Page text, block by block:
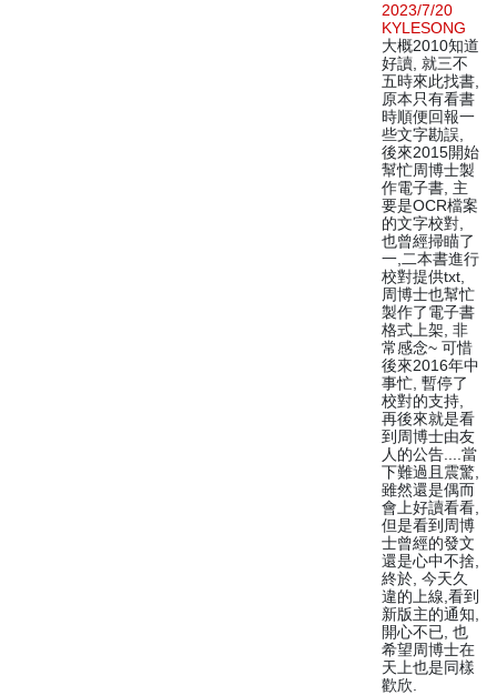
2023/7/20
KYLESONG
大概2010知道
好讀, 就三不
五時來此找書,
原本只有看書
時順便回報一
些文字勘誤,
後來2015開始
幫忙周博士製
作電子書, 主
要是OCR檔案
的文字校對,
也曾經掃瞄了
一,二本書進行
校對提供txt,
周博士也幫忙
製作了電子書
格式上架, 非
常感念~ 可惜
後來2016年中
事忙, 暫停了
校對的支持,
再後來就是看
到周博士由友
人的公告....當
下難過且震驚,
雖然還是偶而
會上好讀看看,
但是看到周博
士曾經的發文
還是心中不捨,
終於, 今天久
違的上線,看到
新版主的通知,
開心不已, 也
希望周博士在
天上也是同樣
歡欣.